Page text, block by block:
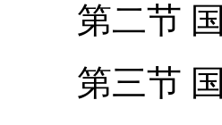
第二节 国
第三节 国